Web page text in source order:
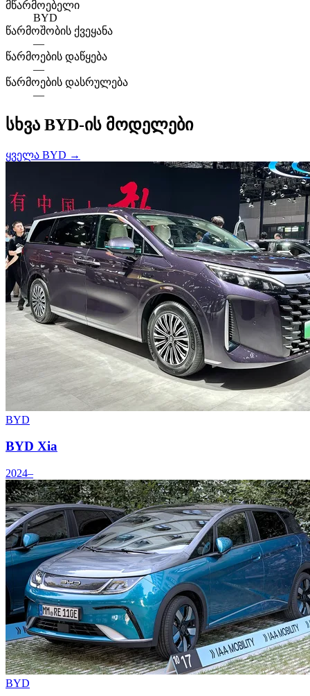
მწარმოებელი
BYD
წარმოშობის ქვეყანა
—
წარმოების დაწყება
—
წარმოების დასრულება
—
სხვა BYD-ის მოდელები
ყველა BYD →
BYD
BYD Xia
2024–
BYD